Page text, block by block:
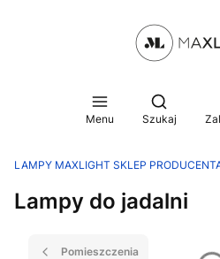
Menu
Otwórz
Szukaj
LAMPY MAXLIGHT SKLEP
Lampy do jadalni
Pomieszczenia